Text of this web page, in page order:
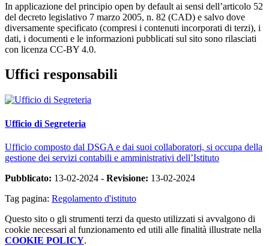
In applicazione del principio open by default ai sensi dell’articolo 52
del decreto legislativo 7 marzo 2005, n. 82 (CAD) e salvo dove
diversamente specificato (compresi i contenuti incorporati di terzi), i
dati, i documenti e le informazioni pubblicati sul sito sono rilasciati
con licenza CC-BY 4.0.
Uffici responsabili
Ufficio di Segreteria
Ufficio composto dal DSGA e dai suoi collaboratori, si occupa della
gestione dei servizi contabili e amministrativi dell’Istituto
Pubblicato: 13-02-2024 - Revisione: 13-02-2024
Tag pagina: Regolamento d'istituto
Questo sito o gli strumenti terzi da questo utilizzati si avvalgono di
cookie necessari al funzionamento ed utili alle finalità illustrate nella
COOKIE POLICY.